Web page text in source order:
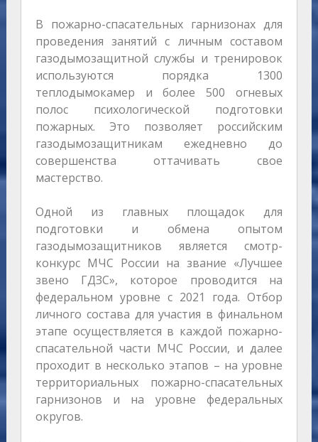
В пожарно-спасательных гарнизонах для
проведения занятий с личным составом
газодымозащитной службы и тренировок
используются порядка 1300
теплодымокамер и более 500 огневых
полос психологической подготовки
пожарных. Это позволяет российским
газодымозащитникам ежедневно до
совершенства оттачивать свое
мастерство.
Одной из главных площадок для
подготовки и обмена опытом
газодымозащитников является смотр-
конкурс МЧС России на звание «Лучшее
звено ГДЗС», которое проводится на
федеральном уровне с 2021 года. Отбор
личного состава для участия в финальном
этапе осуществляется в каждой пожарно-
спасательной части МЧС России, и далее
проходит в несколько этапов – на уровне
территориальных пожарно-спасательных
гарнизонов и на уровне федеральных
округов.